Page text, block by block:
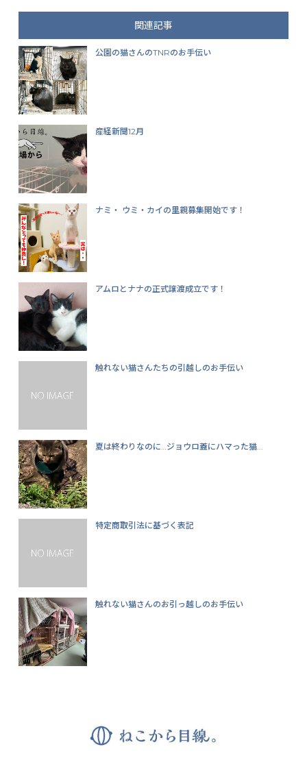
関連記事
公園の猫さんのTNRのお手伝い
産経新聞12月
ナミ・‪ ウミ・カイの里親募集開始です！
アムロとナナの正式譲渡成立です！
触れない猫さんたちの引越しのお手伝い
夏は終わりなのに…ジョウロ蓋にハマった猫...
特定商取引法に基づく表記
触れない猫さんのお引っ越しのお手伝い